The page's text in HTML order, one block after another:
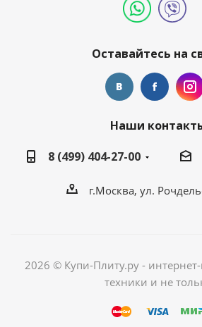
Оставайтесь на
Наши
8 (499) 404-27-00
г.Москва, ул.
2026 © Купи-Плиту.ру -
техники и не